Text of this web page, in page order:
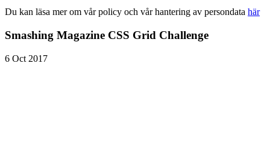
Du kan läsa mer om vår policy och vår hantering av persondata här
Smashing Magazine CSS Grid Challenge
6 Oct 2017